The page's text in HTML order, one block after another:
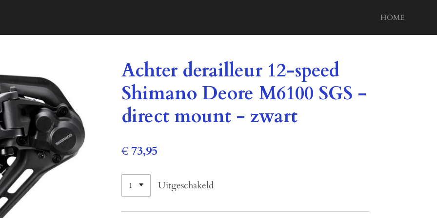
HOME
Achter derailleur 12-speed
Shimano Deore M6100 SGS -
direct mount - zwart
€ 73,95
Uitgeschakeld